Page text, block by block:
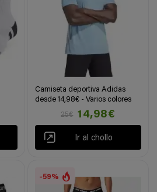
Camiseta deportiva Adidas
desde 14,98€ - Varios colores
25€
14,98€
Ir al chollo
-59%